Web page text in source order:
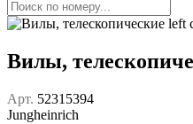
Вилы,
Арт. 52315394
Jungheinrich